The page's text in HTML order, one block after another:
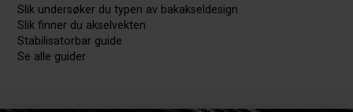
Slik undersøker du typen av bakakseldesign
Slik finner du akselvekten
Stabilisatorbar guide
Se alle guider